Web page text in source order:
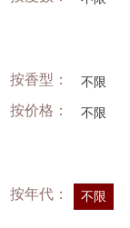
按香型： 不限
按价格： 不限
按年代： 不限